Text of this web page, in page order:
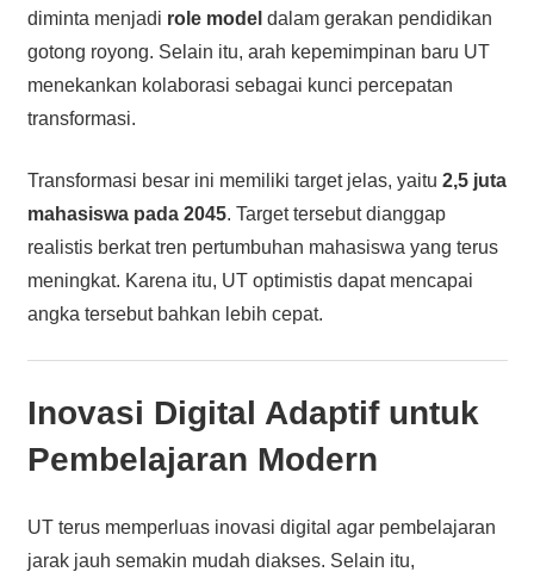
diminta menjadi role model dalam gerakan pendidikan
gotong royong. Selain itu, arah kepemimpinan baru UT
menekankan kolaborasi sebagai kunci percepatan
transformasi.
Transformasi besar ini memiliki target jelas, yaitu 2,5 juta
mahasiswa pada 2045. Target tersebut dianggap
realistis berkat tren pertumbuhan mahasiswa yang terus
meningkat. Karena itu, UT optimistis dapat mencapai
angka tersebut bahkan lebih cepat.
Inovasi Digital Adaptif untuk
Pembelajaran Modern
UT terus memperluas inovasi digital agar pembelajaran
jarak jauh semakin mudah diakses. Selain itu,